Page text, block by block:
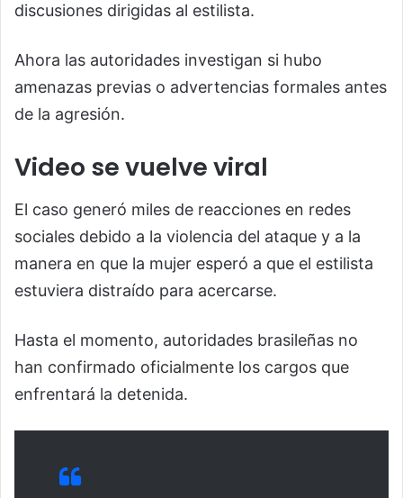
discusiones dirigidas al estilista.
Ahora las autoridades investigan si hubo
amenazas previas o advertencias formales antes
de la agresión.
Video se vuelve viral
El caso generó miles de reacciones en redes
sociales debido a la violencia del ataque y a la
manera en que la mujer esperó a que el estilista
estuviera distraído para acercarse.
Hasta el momento, autoridades brasileñas no
han confirmado oficialmente los cargos que
enfrentará la detenida.